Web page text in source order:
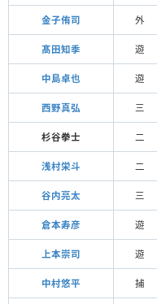
金子侑司 外
髙田知季 遊
中島卓也 遊
西野真弘 三
杉谷拳士 二
浅村栄斗 二
谷内亮太 三
倉本寿彦 遊
上本崇司 遊
中村悠平 捕